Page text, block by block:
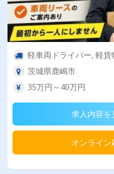
軽車両ドライバー, 軽
茨城県鹿嶋市
35万円～40万円
求人内容を
オンライン